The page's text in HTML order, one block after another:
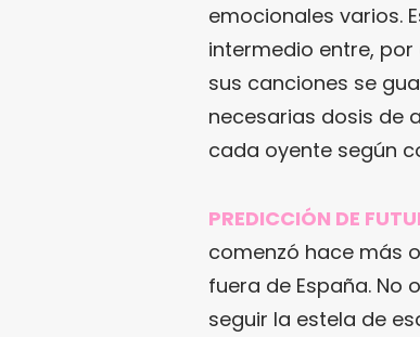
emocionales varios.
intermedio entre, por
sus canciones se
necesarias dosis de
cada oyente según
PREDICCIÓN DE
comenzó hace más
fuera de España. No
seguir la estela de